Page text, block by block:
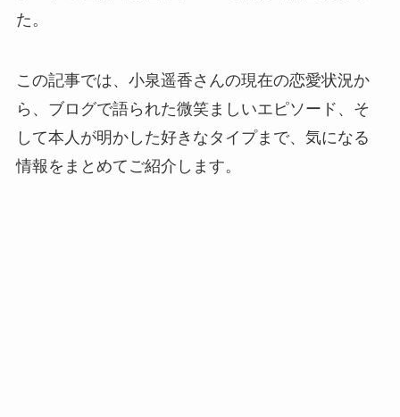
た。
この記事では、小泉遥香さんの現在の恋愛状況か
ら、ブログで語られた微笑ましいエピソード、そ
して本人が明かした好きなタイプまで、気になる
情報をまとめてご紹介します。